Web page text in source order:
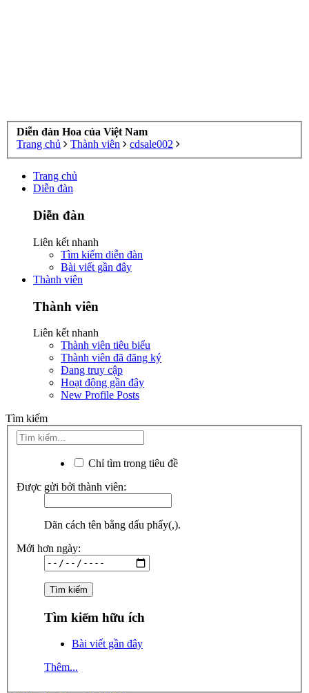
Diễn đàn Hoa của Việt Nam
Trang chủ
Thành viên cdsale002
Trang chủ
Diễn đàn
Diễn đàn
Liên kết nhanh
Tìm kiếm diễn đàn
Bài viết gần đây
Thành viên
Thành viên
Liên kết nhanh
Thành viên tiêu biểu
Thành viên đã đăng ký
Đang truy cập
Hoạt động gần đây
New Profile Posts
Tìm kiếm
Chỉ tìm trong tiêu đề
Được gửi bởi thành viên:
Dãn cách tên bằng dấu phẩy(,).
Mới hơn ngày:
Tìm kiếm hữu ích
Bài viết gần đây
Thêm...